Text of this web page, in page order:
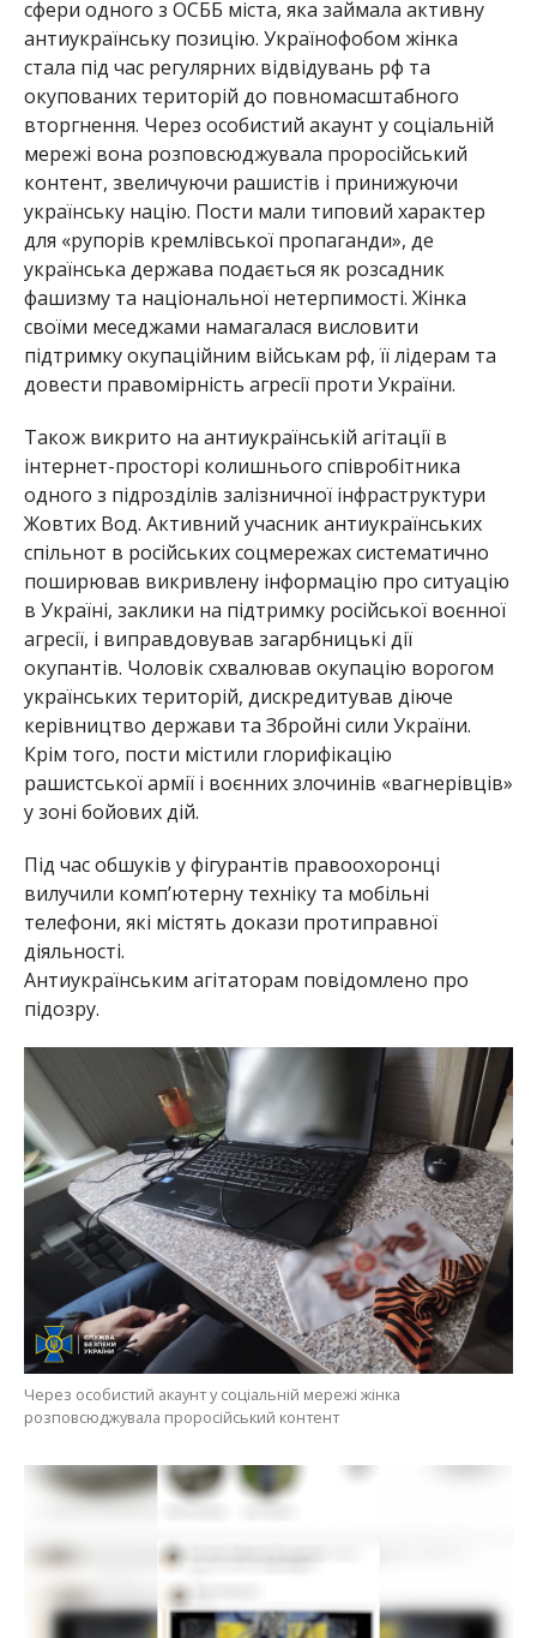
сфери одного з ОСББ міста, яка займала активну
антиукраїнську позицію. Українофобом жінка
стала під час регулярних відвідувань рф та
окупованих територій до повномасштабного
вторгнення. Через особистий акаунт у соціальній
мережі вона розповсюджувала проросійський
контент, звеличуючи рашистів і принижуючи
українську націю. Пости мали типовий характер
для «рупорів кремлівської пропаганди», де
українська держава подається як розсадник
фашизму та національної нетерпимості. Жінка
своїми меседжами намагалася висловити
підтримку окупаційним військам рф, її лідерам та
довести правомірність агресії проти України.
Також викрито на антиукраїнській агітації в
інтернет-просторі колишнього співробітника
одного з підрозділів залізничної інфраструктури
Жовтих Вод. Активний учасник антиукраїнських
спільнот в російських соцмережах систематично
поширював викривлену інформацію про ситуацію
в Україні, заклики на підтримку російської воєнної
агресії, і виправдовував загарбницькі дії
окупантів. Чоловік схвалював окупацію ворогом
українських територій, дискредитував діюче
керівництво держави та Збройні сили України.
Крім того, пости містили глорифікацію
рашистської армії і воєнних злочинів «вагнерівців»
у зоні бойових дій.
Під час обшуків у фігурантів правоохоронці
вилучили комп’ютерну техніку та мобільні
телефони, які містять докази протиправної
діяльності.
Антиукраїнським агітаторам повідомлено про
підозру.
Через особистий акаунт у соціальній мережі жінка
розповсюджувала проросійський контент